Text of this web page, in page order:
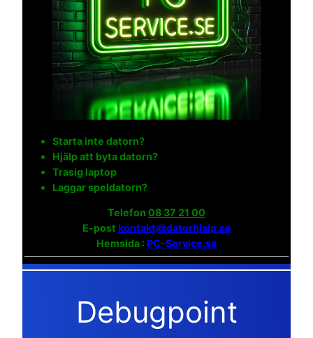
Starta inte datorn?
Hjälp att byta datorn?
Trasig laptop
Laggar speldatorn?
Telefon 08 37 21 00
E-post kontakt@datorhjalp.se
Hemsida :PC-Service.se
Debugpoint